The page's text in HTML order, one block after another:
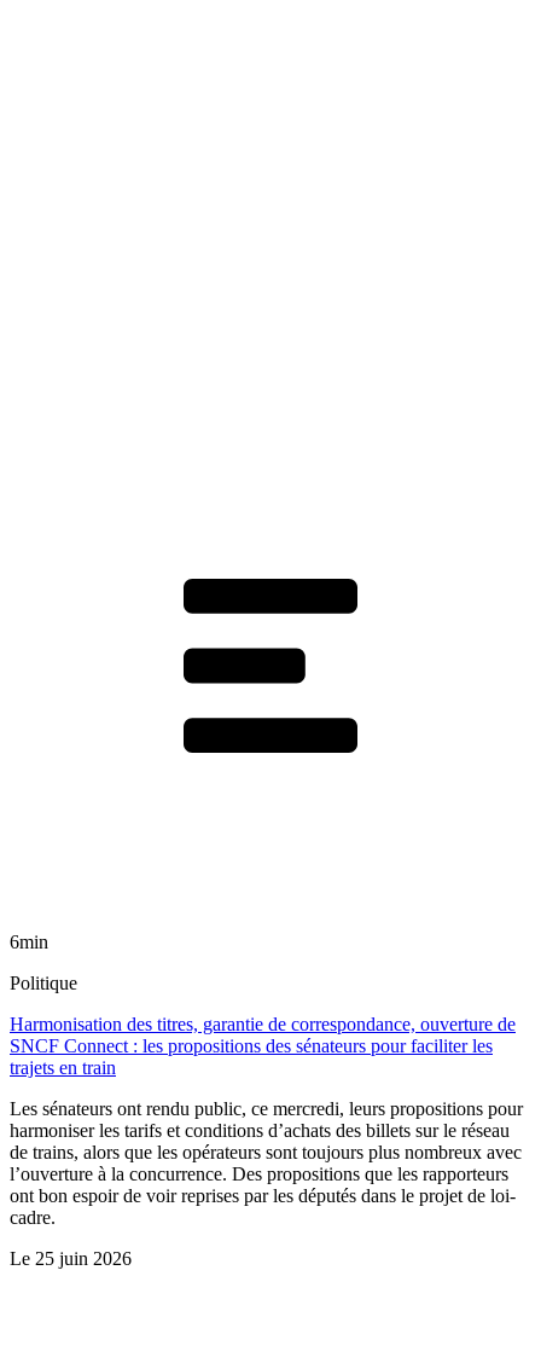
6min
Politique
Harmonisation des titres, garantie de correspondance, ouverture de
SNCF Connect : les propositions des sénateurs pour faciliter les
trajets en train
Les sénateurs ont rendu public, ce mercredi, leurs propositions pour
harmoniser les tarifs et conditions d’achats des billets sur le réseau
de trains, alors que les opérateurs sont toujours plus nombreux avec
l’ouverture à la concurrence. Des propositions que les rapporteurs
ont bon espoir de voir reprises par les députés dans le projet de loi-
cadre.
Le 25 juin 2026